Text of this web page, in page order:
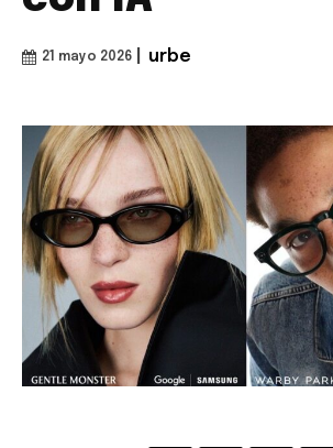
21 mayo 2026 urbe